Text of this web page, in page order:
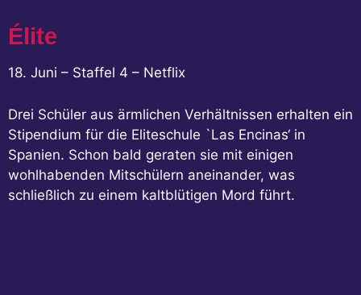
Élite
18. Juni – Staffel 4 – Netflix
Drei Schüler aus ärmlichen Verhältnissen erhalten ein
Stipendium für die Eliteschule `Las Encinas‘ in
Spanien. Schon bald geraten sie mit einigen
wohlhabenden Mitschülern aneinander, was
schließlich zu einem kaltblütigen Mord führt.